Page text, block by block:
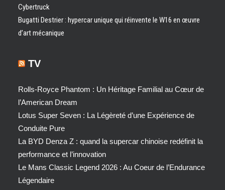
Cybertruck
Bugatti Destrier : hypercar unique qui réinvente le W16 en œuvre
d’art mécanique
TV
Rolls-Royce Phantom : Un Héritage Familial au Cœur de
l’American Dream
Lotus Super Seven : La Légèreté d’une Expérience de
Conduite Pure
La BYD Denza Z : quand la supercar chinoise redéfinit la
performance et l’innovation
Le Mans Classic Legend 2026 : Au Coeur de l’Endurance
Légendaire